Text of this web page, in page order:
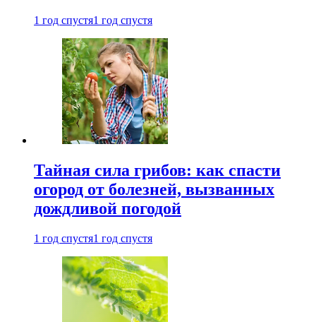
1 год спустя1 год спустя
Тайная сила грибов: как спасти
огород от болезней, вызванных
дождливой погодой
1 год спустя1 год спустя